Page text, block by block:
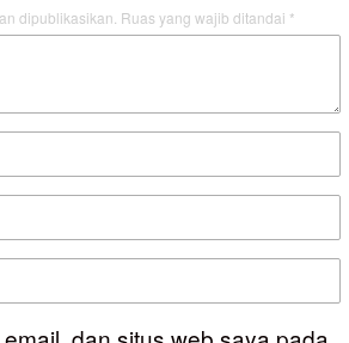
dipublikasikan. Ruas yang wajib ditandai *